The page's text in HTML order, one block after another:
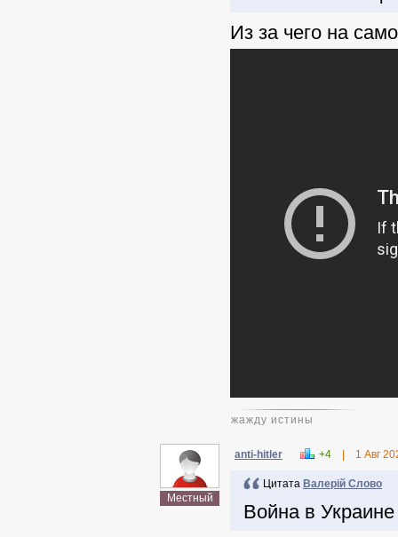
Из за чего на
жажду истины
Местный
anti-hitler +4 1 Авг
Цитата Валерій Слово
Война в